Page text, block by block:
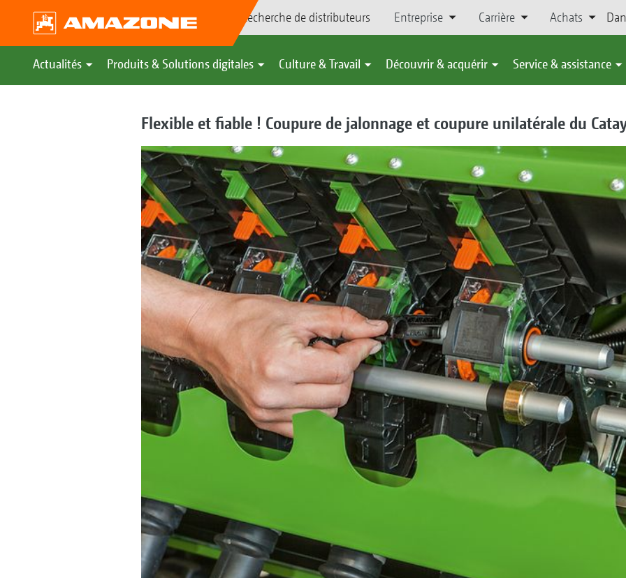
Recherche de distributeurs Entreprise Carrière Achats
Actualités Produits & Solutions digitales Culture & Travail Découvrir & acquérir Service & assistance
Flexible et fiable ! Coupure de jalonnage et coupure unilatérale du